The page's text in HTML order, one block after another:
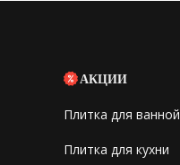
АКЦИИ
Плитка для ванной
Плитка для кухни